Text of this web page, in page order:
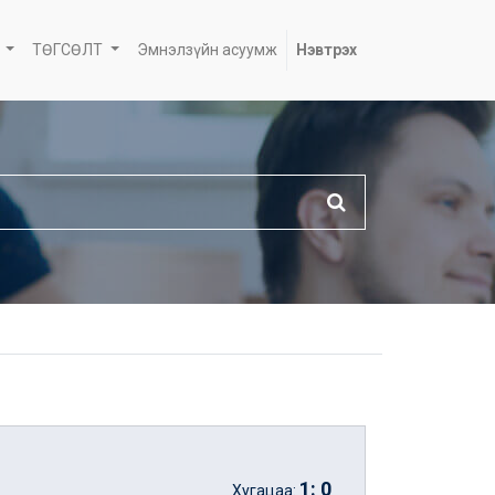
ТӨГСӨЛТ Эмнэлзүйн асуумж Нэвтрэх
Хугацаа: 1: 0